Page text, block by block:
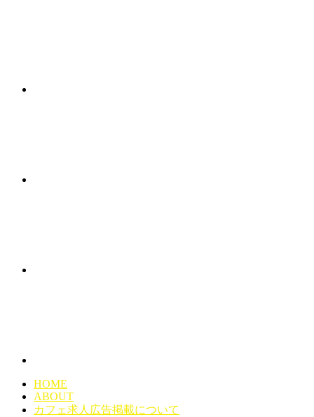
HOME
ABOUT
カフェ求人広告掲載について